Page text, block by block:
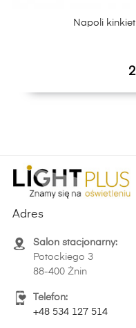
Napoli
Adres
Salon stacjonarny:
Potockiego 3
88-400 Żnin
Telefon:
+48 534 127 514